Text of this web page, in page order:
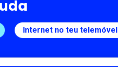
Internet no teu telemóvel